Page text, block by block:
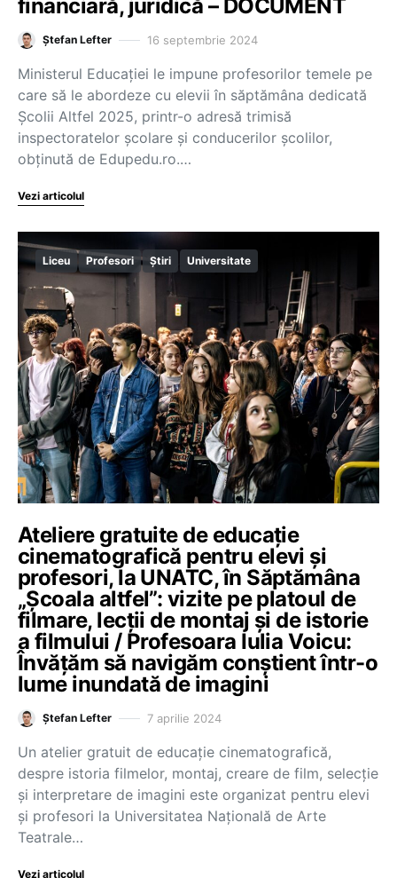
financiară, juridică – DOCUMENT
Ștefan Lefter 16 septembrie 2024
Ministerul Educației le impune profesorilor temele pe
care să le abordeze cu elevii în săptămâna dedicată
Școlii Altfel 2025, printr-o adresă trimisă
inspectoratelor școlare și conducerilor școlilor,
obținută de Edupedu.ro.…
Vezi articolul
Liceu Profesori Știri Universitate
Ateliere gratuite de educație
cinematografică pentru elevi și
profesori, la UNATC, în Săptămâna
„Școala altfel”: vizite pe platoul de
filmare, lecții de montaj și de istorie
a filmului / Profesoara Iulia Voicu:
Învățăm să navigăm conștient într-o
lume inundată de imagini
Ștefan Lefter 7 aprilie 2024
Un atelier gratuit de educație cinematografică,
despre istoria filmelor, montaj, creare de film, selecție
și interpretare de imagini este organizat pentru elevi
și profesori la Universitatea Națională de Arte
Teatrale…
Vezi articolul